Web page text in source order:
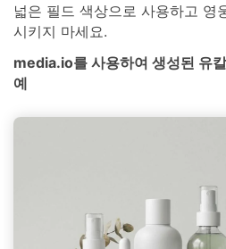
넓은 필드 색상으로 사용하고 영
시키지 마세요.
media.io를 사용하여 생성된 유
예